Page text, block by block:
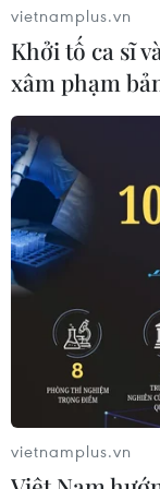
trị giá 1675 tỷ
Bên cạnh đó,
vận động các
doanh nghiệp
tượng khó
đồng.
Dù đối mặt với
nhưng với sự
tinh thần
động viên,
quyền, Mặt
dân các tỉnh
tên Bác, Đảng
Chí Minh sẽ
vietnamplus.vn
Khởi tố ca sĩ
xâm phạm
vietnamplus.vn